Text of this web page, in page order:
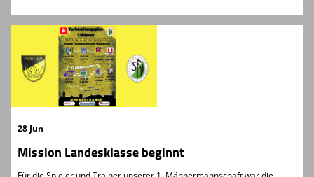
28 Jun
Mission Landesklasse beginnt